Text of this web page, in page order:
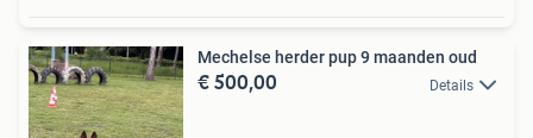
Mechelse herder pup 9 maanden oud
€ 500,00 Details